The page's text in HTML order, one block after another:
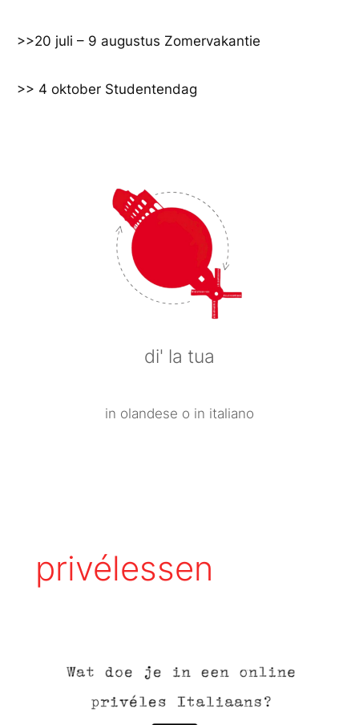
naar
>>20 juli – 9 augustus Zomervakantie
>> 4 oktober Studentendag
di' la tua
in olandese o in italiano
privélessen